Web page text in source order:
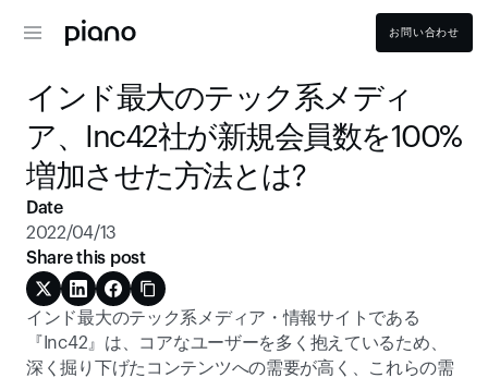
お問い合わせ
インド最大のテック系メディ
ア、Inc42社が新規会員数を100%
増加させた方法とは?
インド最大のテック系メディア・情報サイトである
『Inc42』は、コアなユーザーを多く抱えているため、
深く掘り下げたコンテンツへの需要が高く、これらの需
Date
2022/04/13
Share this post